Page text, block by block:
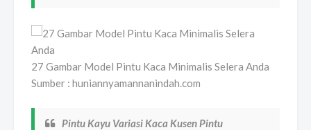
27 Gambar Model Pintu Kaca Minimalis Selera Anda
Sumber : huniannyamannanindah.com
Pintu Kayu Variasi Kaca Kusen Pintu